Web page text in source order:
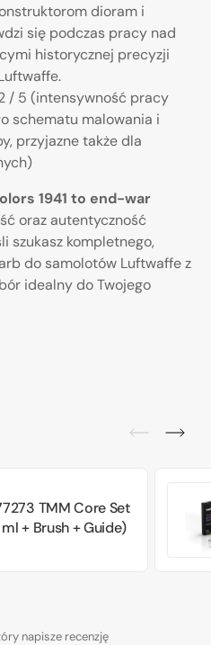
dioram i
się podczas pracy nad
historycznej precyzji
/ 5 (intensywność pracy
schematu malowania i
przyjazne także dla
1941 to end-war
oraz autentyczność
szukasz kompletnego,
do samolotów Luftwaffe z
idealny do Twojego
TMM Core Set
+ Brush + Guide)
napisze recenzję